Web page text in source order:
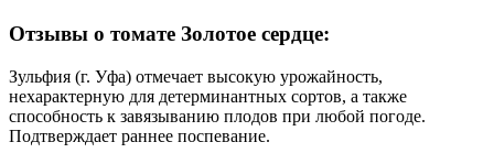
Отзывы о томате Золотое сердце:
Зульфия (г. Уфа) отмечает высокую урожайность,
нехарактерную для детерминантных сортов, а также
способность к завязыванию плодов при любой погоде.
Подтверждает раннее поспевание.